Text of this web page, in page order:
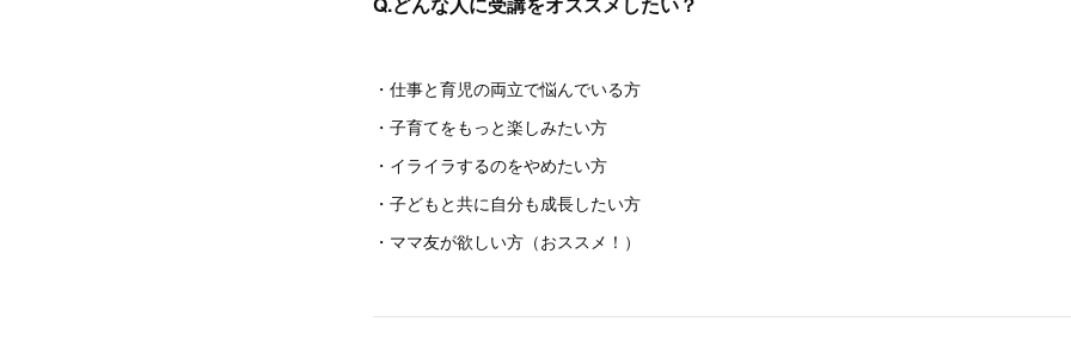
・仕事と育児の両立で悩んでいる方
・子育てをもっと楽しみたい方
・イライラするのをやめたい方
・子どもと共に自分も成長したい方
・ママ友が欲しい方（おススメ！）